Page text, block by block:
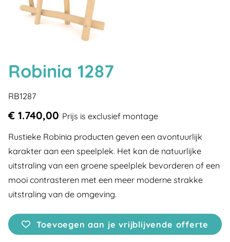
Robinia 1287
RB1287
€ 1.740,00 Prijs is exclusief montage
Rustieke Robinia producten geven een avontuurlijk
karakter aan een speelplek. Het kan de natuurlijke
uitstraling van een groene speelplek bevorderen of een
mooi contrasteren met een meer moderne strakke
uitstraling van de omgeving.
Toevoegen aan je vrijblijvende offerte